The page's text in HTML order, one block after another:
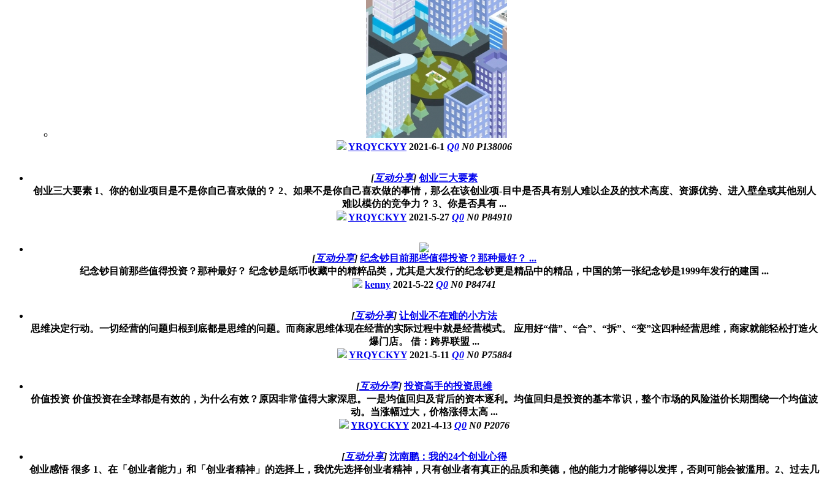
YRQYCKYY 2021-6-1 Q0 N0 P138006
[互动分享] 创业三大要素
创业三大要素 1、你的创业项目是不是你自己喜欢做的？ 2、如果不是你自己喜欢做的事情，那么在该创业项-目中是否具有别人难以企及的技术高度、资源优势、进入壁垒或其他别人
难以模仿的竞争力？ 3、你是否具有 ...
YRQYCKYY 2021-5-27 Q0 N0 P84910
[互动分享] 纪念钞目前那些值得投资？那种最好？ ...
纪念钞目前那些值得投资？那种最好？ 纪念钞是纸币收藏中的精粹品类，尤其是大发行的纪念钞更是精品中的精品，中国的第一张纪念钞是1999年发行的建国 ...
kenny 2021-5-22 Q0 N0 P84741
[互动分享] 让创业不在难的小方法
思维决定行动。一切经营的问题归根到底都是思维的问题。而商家思维体现在经营的实际过程中就是经营模式。 应用好“借”、“合”、“拆”、“变”这四种经营思维，商家就能轻松打造火
爆门店。 借：跨界联盟 ...
YRQYCKYY 2021-5-11 Q0 N0 P75884
[互动分享] 投资高手的投资思维
价值投资 价值投资在全球都是有效的，为什么有效？原因非常值得大家深思。一是均值回归及背后的资本逐利。均值回归是投资的基本常识，整个市场的风险溢价长期围绕一个均值波
动。当涨幅过大，价格涨得太高 ...
YRQYCKYY 2021-4-13 Q0 N0 P2076
[互动分享] 沈南鹏：我的24个创业心得
创业感悟 很多 1、在「创业者能力」和「创业者精神」的选择上，我优先选择创业者精神，只有创业者有真正的品质和美德，他的能力才能够得以发挥，否则可能会被滥用。2、过去几